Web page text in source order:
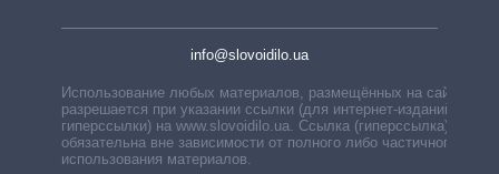
info@slovoidilo.ua
Использование любых материалов, размещённых на сайте,
разрешается при указании ссылки (для интернет-изданий —
гиперссылки) на www.slovoidilo.ua. Ссылка (гиперссылка)
обязательна вне зависимости от полного либо частичного
использования материалов.